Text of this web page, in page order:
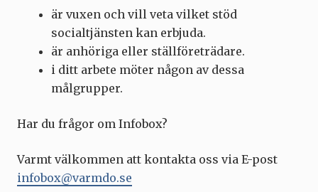
är vuxen och vill veta vilket stöd
socialtjänsten kan erbjuda.
är anhöriga eller ställföreträdare.
i ditt arbete möter någon av dessa
målgrupper.
Har du frågor om Infobox?
Varmt välkommen att kontakta oss via E-post
infobox@varmdo.se